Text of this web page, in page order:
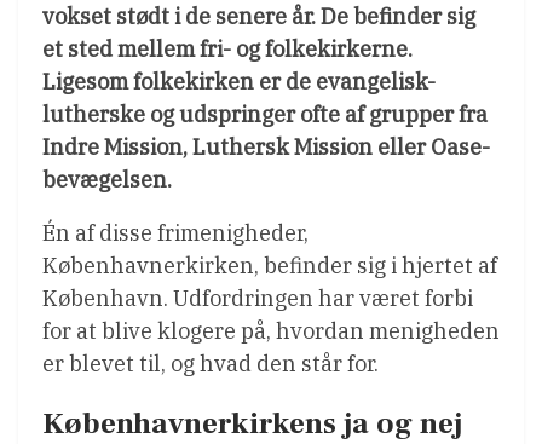
vokset stødt i de senere år. De befinder sig
et sted mellem fri- og folkekirkerne.
Ligesom folkekirken er de evangelisk-
lutherske og udspringer ofte af grupper fra
Indre Mission, Luthersk Mission eller Oase-
bevægelsen.
Én af disse frimenigheder,
Københavnerkirken, befinder sig i hjertet af
København. Udfordringen har været forbi
for at blive klogere på, hvordan menigheden
er blevet til, og hvad den står for.
Københavnerkirkens ja og nej